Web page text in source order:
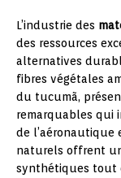
L’industrie des
des ressources
alternatives
fibres végétales
du tucumã,
remarquables qui
de l’aéronautique
naturels offrent
synthétiques tout